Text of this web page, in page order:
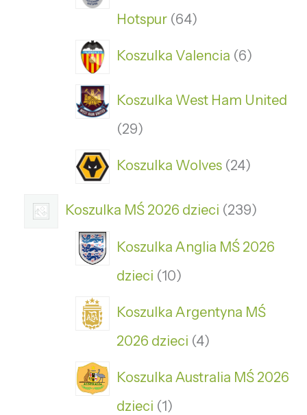
Hotspur 64
Koszulka Valencia 6
Koszulka West Ham United
29
Koszulka Wolves 24
Koszulka MŚ 2026 dzieci 239
Koszulka Anglia MŚ 2026
dzieci 10
Koszulka Argentyna MŚ
2026 dzieci 4
Koszulka Australia MŚ 2026
dzieci 1